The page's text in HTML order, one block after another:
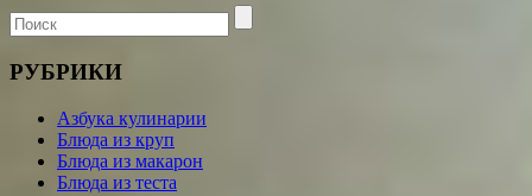
РУБРИКИ
Азбука кулинарии
Блюда из круп
Блюда из макарон
Блюда из теста